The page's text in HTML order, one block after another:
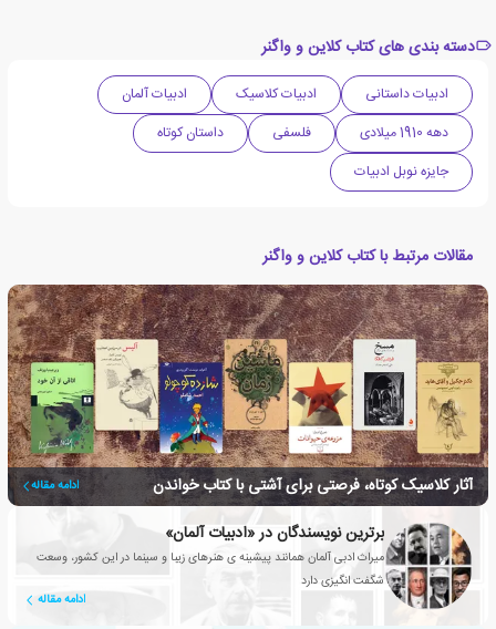
دسته بندی های کتاب کلاین و واگنر
ادبیات داستانی ادبیات کلاسیک
ادبیات آلمان
دهه 1910 میلادی
فلسفی
داستان کوتاه
جایزه نوبل ادبیات
مقالات مرتبط با کتاب کلاین و واگنر
آثار کلاسیک کوتاه، فرصتی برای آشتی با کتاب خواندن ادامه مقاله
برترین نویسندگان در «ادبیات آلمان»
میراث ادبی آلمان همانند پیشینه ی هنرهای زیبا و سینما در این کشور، وسعت
شگفت انگیزی دارد
ادامه مقاله